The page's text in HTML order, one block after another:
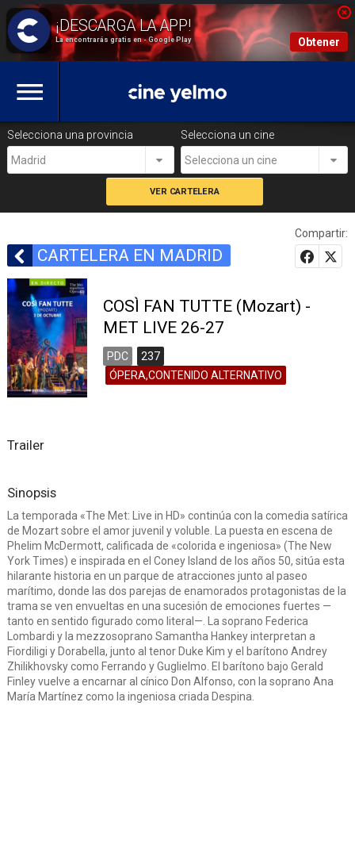
La encontrarás gratis en - Google Play Obtener
Selecciona una provincia
Madrid
Selecciona un cine
Selecciona un cine
CARTELERA EN MADRID
Compartir:
COSÌ FAN TUTTE (Mozart) -
MET LIVE 26-27
PDC
237
ÓPERA,CONTENIDO ALTERNATIVO
Trailer
Sinopsis
La temporada «The Met: Live in HD» continúa con la comedia satírica
de Mozart sobre el amor juvenil y voluble. La puesta en escena de
Phelim McDermott, calificada de «colorida e ingeniosa» (The New
York Times) e inspirada en el Coney Island de los años 50, sitúa esta
hilarante historia en un parque de atracciones junto al paseo
marítimo, donde las dos parejas de enamorados protagonistas de la
trama se ven envueltas en una sucesión de emociones fuertes —
tanto en sentido figurado como literal—. La soprano Federica
Lombardi y la mezzosoprano Samantha Hankey interpretan a
Fiordiligi y Dorabella, junto al tenor Duke Kim y el barítono Andrey
Zhilikhovsky como Ferrando y Guglielmo. El barítono bajo Gerald
Finley vuelve a encarnar al cínico Don Alfonso, con la soprano Ana
María Martínez como la ingeniosa criada Despina.